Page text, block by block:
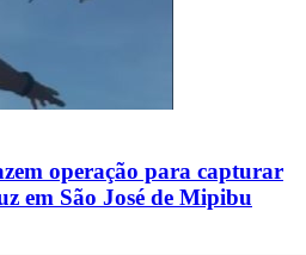
operação para capturar
em São José de Mipibu